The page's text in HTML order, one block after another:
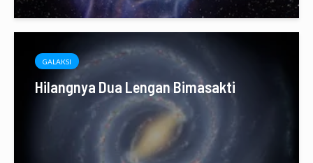
GALAKSI
Hilangnya Dua Lengan Bimasakti